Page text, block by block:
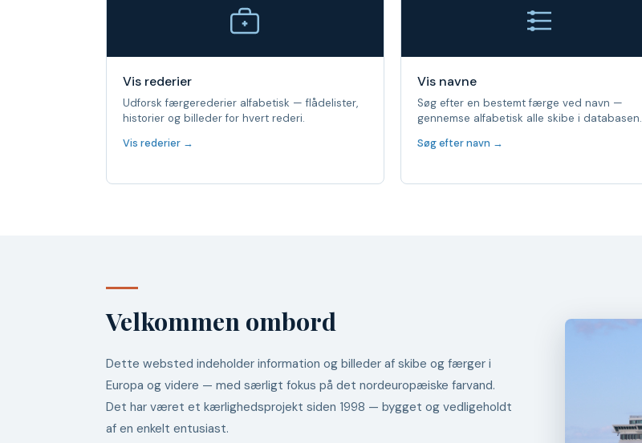
Vis rederier
Udforsk færgerederier alfabetisk — flådelister,
historier og billeder for hvert rederi.
Vis rederier →
Vis navne
Søg efter en bestemt færge ved navn —
gennemse alfabetisk alle skibe i databasen.
Søg efter navn →
Velkommen ombord
Dette websted indeholder information og billeder af skibe og færger i
Europa og videre — med særligt fokus på det nordeuropæiske farvand.
Det har været et kærlighedsprojekt siden 1998 — bygget og vedligeholdt
af en enkelt entusiast.